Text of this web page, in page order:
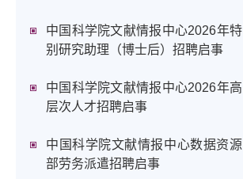
中国科学院文献情报中心2026年特
别研究助理（博士后）招聘启事
中国科学院文献情报中心2026年高
层次人才招聘启事
中国科学院文献情报中心数据资源
部劳务派遣招聘启事